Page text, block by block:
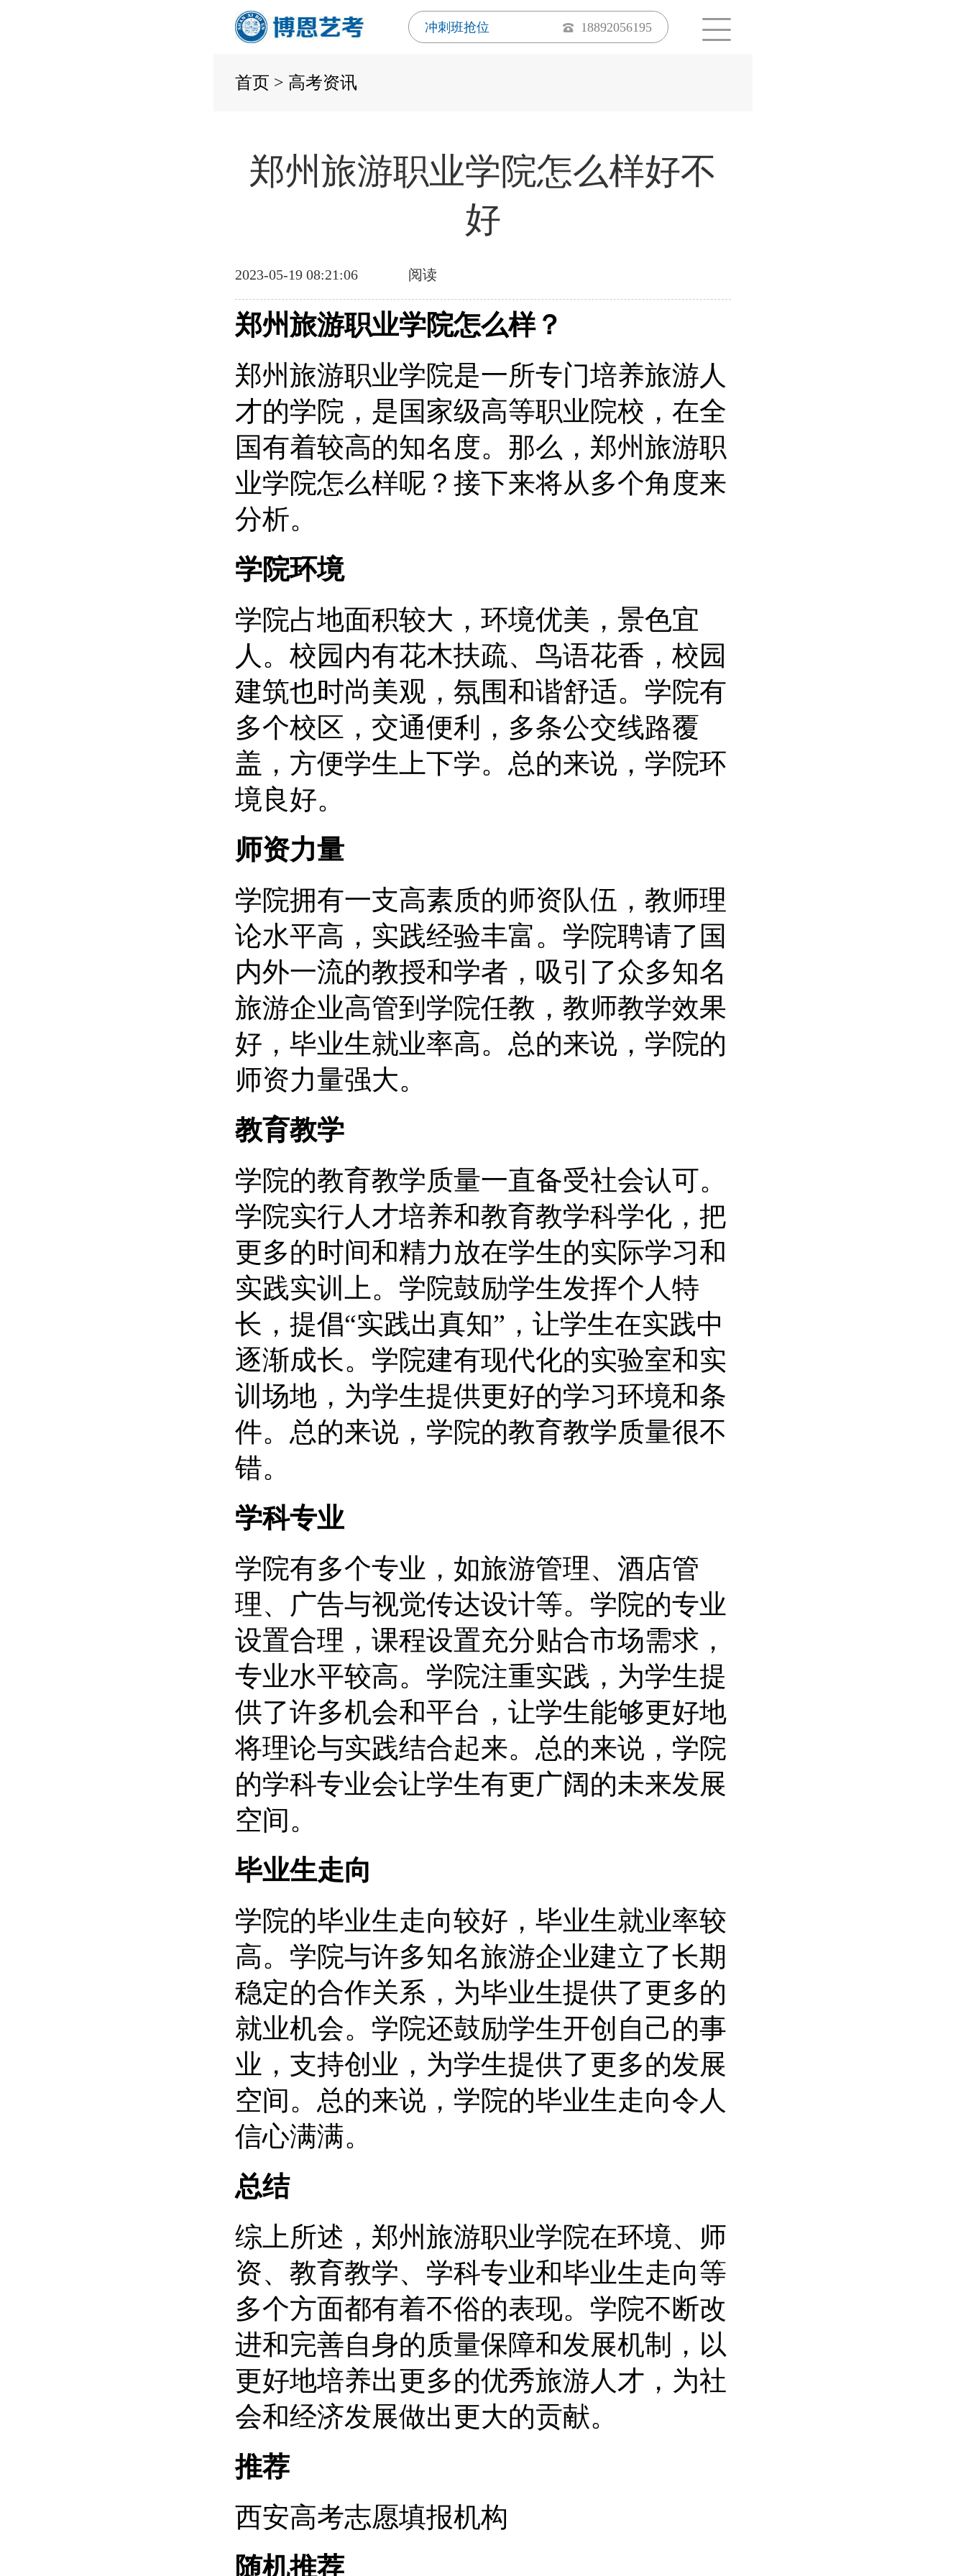
冲刺班抢位 18892056195
首页 > 高考资讯
郑州旅游职业学院怎么样好不
好
2023-05-19 08:21:06 阅读
郑州旅游职业学院怎么样？
郑州旅游职业学院是一所专门培养旅游人
才的学院，是国家级高等职业院校，在全
国有着较高的知名度。那么，郑州旅游职
业学院怎么样呢？接下来将从多个角度来
分析。
学院环境
学院占地面积较大，环境优美，景色宜
人。校园内有花木扶疏、鸟语花香，校园
建筑也时尚美观，氛围和谐舒适。学院有
多个校区，交通便利，多条公交线路覆
盖，方便学生上下学。总的来说，学院环
境良好。
师资力量
学院拥有一支高素质的师资队伍，教师理
论水平高，实践经验丰富。学院聘请了国
内外一流的教授和学者，吸引了众多知名
旅游企业高管到学院任教，教师教学效果
好，毕业生就业率高。总的来说，学院的
师资力量强大。
教育教学
学院的教育教学质量一直备受社会认可。
学院实行人才培养和教育教学科学化，把
更多的时间和精力放在学生的实际学习和
实践实训上。学院鼓励学生发挥个人特
长，提倡“实践出真知”，让学生在实践中
逐渐成长。学院建有现代化的实验室和实
训场地，为学生提供更好的学习环境和条
件。总的来说，学院的教育教学质量很不
错。
学科专业
学院有多个专业，如旅游管理、酒店管
理、广告与视觉传达设计等。学院的专业
设置合理，课程设置充分贴合市场需求，
专业水平较高。学院注重实践，为学生提
供了许多机会和平台，让学生能够更好地
将理论与实践结合起来。总的来说，学院
的学科专业会让学生有更广阔的未来发展
空间。
毕业生走向
学院的毕业生走向较好，毕业生就业率较
高。学院与许多知名旅游企业建立了长期
稳定的合作关系，为毕业生提供了更多的
就业机会。学院还鼓励学生开创自己的事
业，支持创业，为学生提供了更多的发展
空间。总的来说，学院的毕业生走向令人
信心满满。
总结
综上所述，郑州旅游职业学院在环境、师
资、教育教学、学科专业和毕业生走向等
多个方面都有着不俗的表现。学院不断改
进和完善自身的质量保障和发展机制，以
更好地培养出更多的优秀旅游人才，为社
会和经济发展做出更大的贡献。
推荐
西安高考志愿填报机构
随机推荐